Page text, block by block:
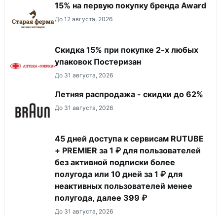
15% на первую покупку бренда Award
До 12 августа, 2026
Скидка 15% при покупке 2-х любых
упаковок Постеризан
До 31 августа, 2026
Летняя распродажа - скидки до 62%
До 31 августа, 2026
45 дней доступа к сервисам RUTUBE
+ PREMIER за 1 ₽ для пользователей
без активной подписки более
полугода или 10 дней за 1 ₽ для
неактивных пользователей менее
полугода, далее 399 ₽
До 31 августа, 2026